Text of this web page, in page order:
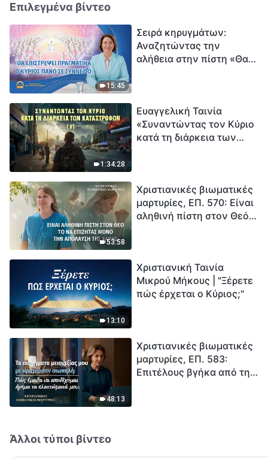
Επιλεγμένα βίντεο
15:45
Σειρά κηρυγμάτων:
Αναζητώντας την
αλήθεια στην πίστη «Θα
1:34:28
Ευαγγελική Ταινία
«Συναντώντας τον Κύριο
κατά τη διάρκεια των
εξαφάνισης». Οι
καταστροφές χτυπούν.
Ξεκινά η αντίστροφη
53:58
Χριστιανικές βιωματικές
μαρτυρίες, ΕΠ. 570: Είναι
αληθινή πίστη στον Θεό
13:10
Χριστιανική Ταινία
Μικρού Μήκους | "Ξέρετε
πώς έρχεται ο Κύριος;"
48:13
Χριστιανικές βιωματικές
μαρτυρίες, ΕΠ. 583:
Επιτέλους βγήκα από τη
Άλλοι τύποι βίντεο